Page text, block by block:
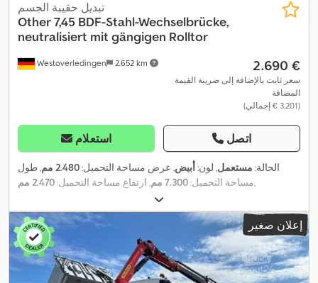
Westoverledingen 2.652 km
تبديل حقيبة الجسم
Other7,45 BDF-Stahl-Wechselbrücke,
neutralisiert mit gängigen Rolltor
‏2.690 €
سعر ثابت بالإضافة إلى ضريبة القيمة
المضافة
(‏3.201 € إجمالي)
استعلام اتصل
الحالة: مستعمل, لون:أبيض, عرض مساحة التحميل:2.480 مم
, طول
مساحة التحميل:7.300 مم , ارتفاع مساحة التحميل:2.470 مم ,
إعلان صغير